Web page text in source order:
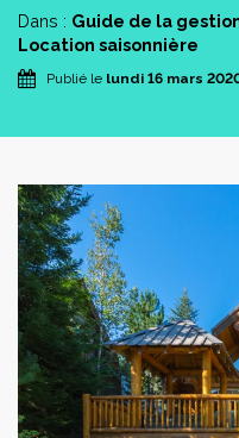
Dans : Guide de la
Location saisonnière
Publié le lundi 16 mars